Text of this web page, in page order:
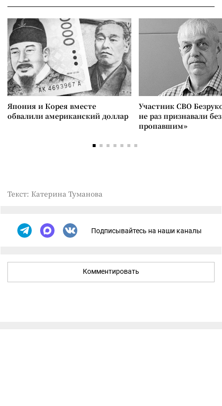
Япония и Корея вместе
обвалили американский доллар
Участник СВО
не раз признавали
пропавшим»
Текст: Катерина Туманова
Подписывайтесь на наши каналы
Комментировать